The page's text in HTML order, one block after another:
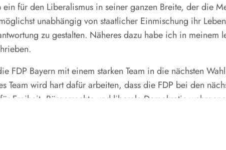
ein für den Liberalismus in seiner ganzen Breite, der die
unabhängig von staatlicher Einmischung ihr
zu gestalten. Näheres dazu habe ich in meinem
FDP Bayern mit einem starken Team in die nächsten
Team wird hart dafür arbeiten, dass die FDP bei den
Freiheit, Bürgerrechte und liberale Demokratie